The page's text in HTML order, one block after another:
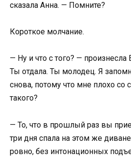
сказала Анна. — Помните?
Короткое молчание.
— Ну и что с того? —
Ты отдала. Ты молодец. Я
снова, потому что мне плохо со
такого?
— То, что в прошлый раз вы
три дня спала на этом же
ровно, без интонационных